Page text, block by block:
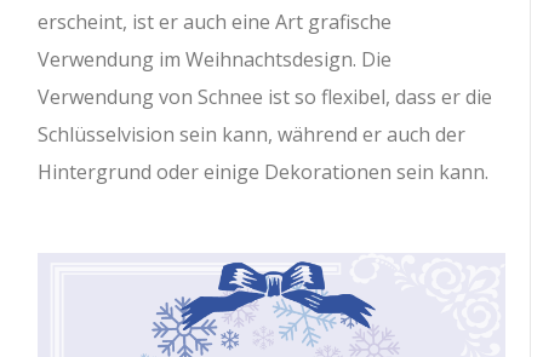
erscheint, ist er auch eine Art grafische
Verwendung im Weihnachtsdesign. Die
Verwendung von Schnee ist so flexibel, dass er die
Schlüsselvision sein kann, während er auch der
Hintergrund oder einige Dekorationen sein kann.